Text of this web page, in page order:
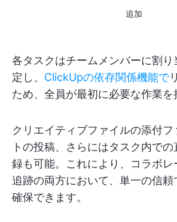
追加
各タスクはチームメンバーに割り
定し、 ClickUpの依存関係機能で
ため、全員が最初に必要な作業を
クリエイティブファイルの添付
トの投稿、さらにはタスク内で
録も可能。これにより、コラボ
追跡の両方において、単一の信頼
確保できます。